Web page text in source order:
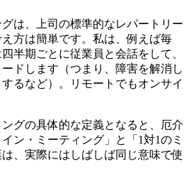
は、上司の標準的なレパートリー
方は簡単です。私は、例えば毎
半期ごとに従業員と会話をして、
ドします（つまり、障害を解消し
るなど）。リモートでもオンサイ
グの具体的な定義となると、厄介
ン・ミーティング」と「1対1のミ
、実際にはしばしば同じ意味で使